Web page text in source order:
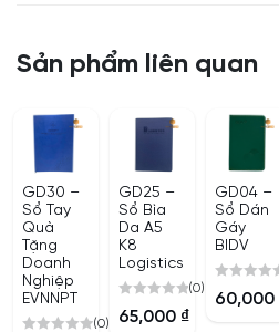
Sản phẩm liên quan
GD30 –
Sổ Tay
Quà
Tặng
Doanh
Nghiệp
EVNNPT
(0)
GD25 –
Sổ Bìa
Da A5
K8
Logistics
0
(0)
65,000 ₫
GD04 –
Sổ Dán
Gáy
BIDV
0
60,000